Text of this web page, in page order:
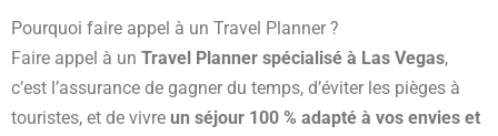
Pourquoi faire appel à un Travel Planner ?
Faire appel à un Travel Planner spécialisé à Las Vegas,
c’est l’assurance de gagner du temps, d’éviter les pièges à
touristes, et de vivre un séjour 100 % adapté à vos envies et